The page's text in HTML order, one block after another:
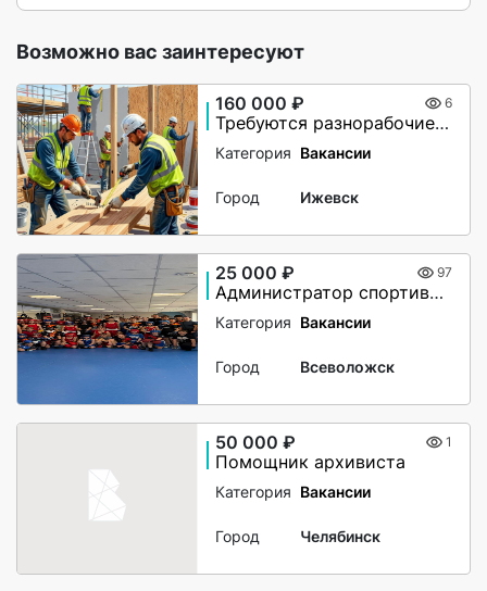
Возможно вас заинтересуют
160 000 ₽ 6
Требуются разнорабочие, монтажники. Вахта в Великий Новгород
Категория Вакансии
Город Ижевск
25 000 ₽ 97
Администратор спортивного клуба
Категория Вакансии
Город Всеволожск
50 000 ₽ 1
Помощник архивиста
Категория Вакансии
Город Челябинск